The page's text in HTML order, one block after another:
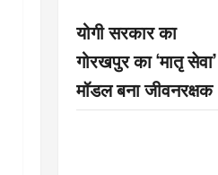
योगी सरकार का
गोरखपुर का ‘मातृ सेवा’
मॉडल बना जीवनरक्षक